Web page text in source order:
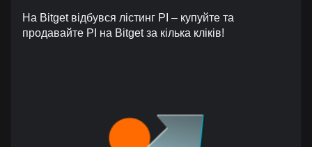
На Bitget відбувся лістинг PI – купуйте та
продавайте PI на Bitget за кілька кліків!